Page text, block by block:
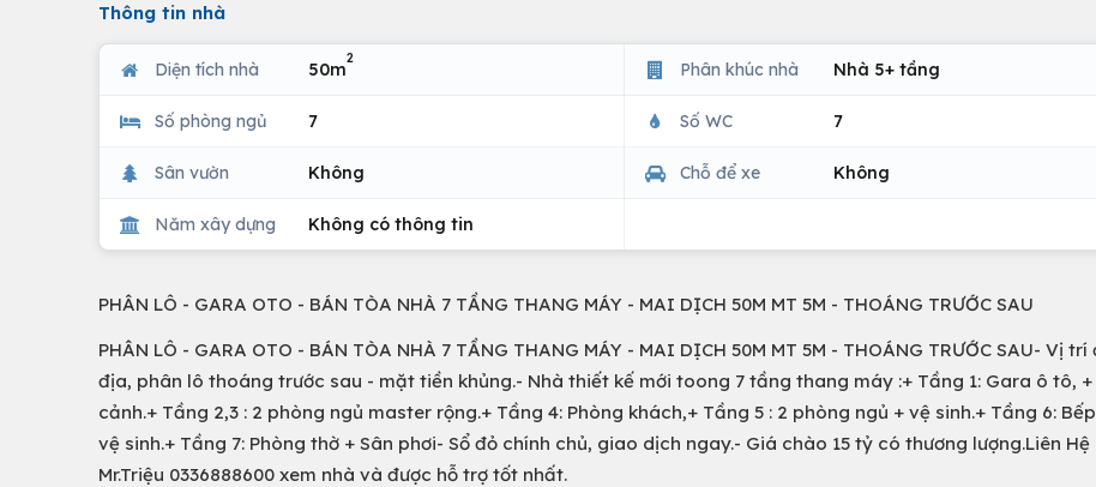
Thông tin nhà
Diện tích nhà 50m
2
Phân khúc nhà Nhà 5+ tầng
Số phòng ngủ 7 Số WC 7
Sân vườn Không Chỗ để xe Không
Năm xây dựng Không có thông tin
PHÂN LÔ - GARA OTO - BÁN TÒA NHÀ 7 TẦNG THANG MÁY - MAI DỊCH 50M MT 5M - THOÁNG TRƯỚC SAU
PHÂN LÔ - GARA OTO - BÁN TÒA NHÀ 7 TẦNG THANG MÁY - MAI DỊCH 50M MT 5M - THOÁNG TRƯỚC SAU- Vị trí
địa, phân lô thoáng trước sau - mặt tiền khủng.- Nhà thiết kế mới toong 7 tầng thang máy :+ Tầng 1: Gara ô tô, +
cảnh.+ Tầng 2,3 : 2 phòng ngủ master rộng.+ Tầng 4: Phòng khách,+ Tầng 5 : 2 phòng ngủ + vệ sinh.+ Tầng 6:
vệ sinh.+ Tầng 7: Phòng thờ + Sân phơi- Sổ đỏ chính chủ, giao dịch ngay.- Giá chào 15 tỷ có thương lượng.Liên Hệ
Mr.Triệu 0336888600 xem nhà và được hỗ trợ tốt nhất.